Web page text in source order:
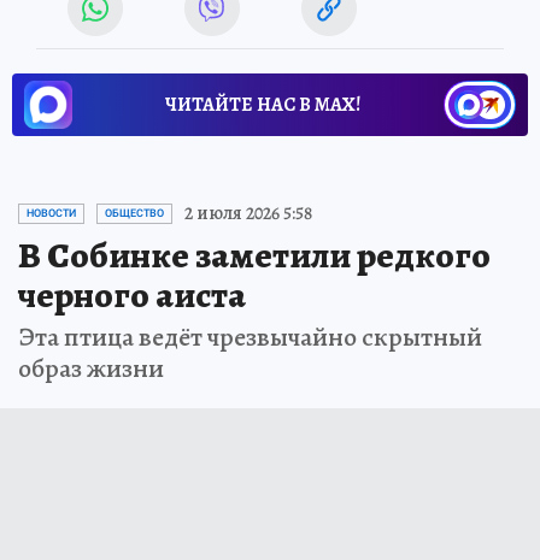
ЧИТАЙТЕ НАС В МАХ!
НОВОСТИ ОБЩЕСТВО 2 июля 2026 5:58
В Собинке заметили редкого
черного аиста
Эта птица ведёт чрезвычайно скрытный
образ жизни